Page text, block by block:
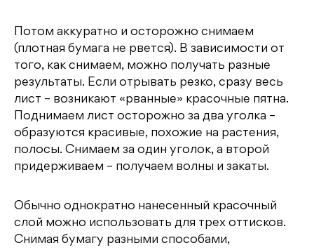
Потом аккуратно и осторожно снимаем
(плотная бумага не рвется). В зависимости от
того, как снимаем, можно получать разные
результаты. Если отрывать резко, сразу весь
лист – возникают «рванные» красочные пятна.
Поднимаем лист осторожно за два уголка –
образуются красивые, похожие на растения,
полосы. Снимаем за один уголок, а второй
придерживаем – получаем волны и закаты.
Обычно однократно нанесенный красочный
слой можно использовать для трех оттисков.
Снимая бумагу разными способами,